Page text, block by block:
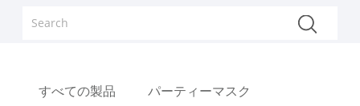
すべての製品 パーティーマスク